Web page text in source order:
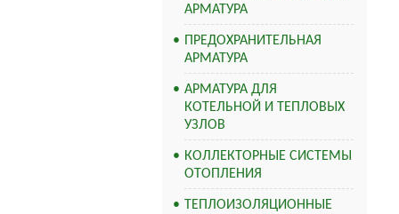
АРМАТУРА
ПРЕДОХРАНИТЕЛЬНАЯ
АРМАТУРА
АРМАТУРА ДЛЯ
КОТЕЛЬНОЙ И ТЕПЛОВЫХ
УЗЛОВ
КОЛЛЕКТОРНЫЕ СИСТЕМЫ
ОТОПЛЕНИЯ
ТЕПЛОИЗОЛЯЦИОННЫЕ